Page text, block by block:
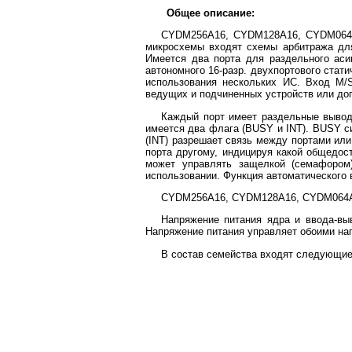
Общее описание:
CYDM256A16, CYDM128A16,
микросхемы входят схемы арбитража
Имеется два порта для раздельного
автономного 16-разр. двухпортового
использования нескольких ИС. Вход
ведущих и подчиненных устройств или
Каждый порт имеет раздельные
имеется два флага (BUSY и INT). BUSY
(INT) разрешает связь между портами
порта другому, индицируя какой
может управлять защелкой
использовании. Функция
CYDM256A16, CYDM128A16,
Напряжение питания ядра и ввода-
Напряжение питания управляет обоими
В состав семейства входят